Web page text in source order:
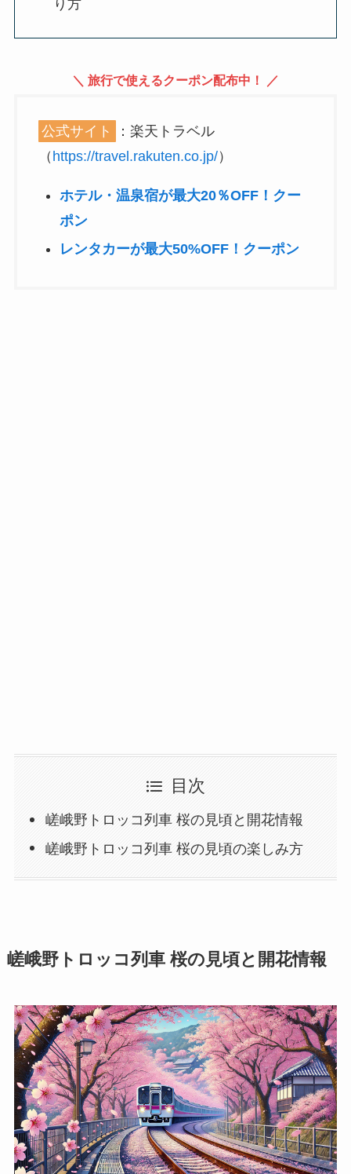
り方
＼ 旅行で使えるクーポン配布中！ ／
公式サイト
：楽天トラベル
（ https://travel.rakuten.co.jp/）
ホテル・温泉宿が最大20％OFF！クー
ポン
レンタカーが最大50%OFF！クーポン
目次
嵯峨野トロッコ列車 桜の見頃と開花情報
嵯峨野トロッコ列車 桜の見頃の楽しみ方
嵯峨野トロッコ列車 桜の見頃と開花情報